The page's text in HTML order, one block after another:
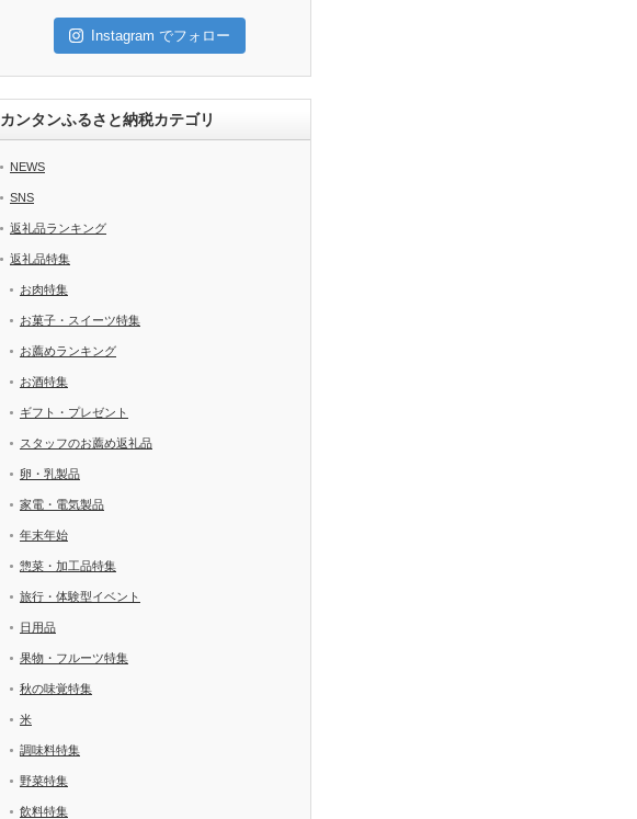
Instagram でフォロー
カンタンふるさと納税カテゴリ
NEWS
SNS
返礼品ランキング
返礼品特集
お肉特集
お菓子・スイーツ特集
お薦めランキング
お酒特集
ギフト・プレゼント
スタッフのお薦め返礼品
卵・乳製品
家電・電気製品
年末年始
惣菜・加工品特集
旅行・体験型イベント
日用品
果物・フルーツ特集
秋の味覚特集
米
調味料特集
野菜特集
飲料特集